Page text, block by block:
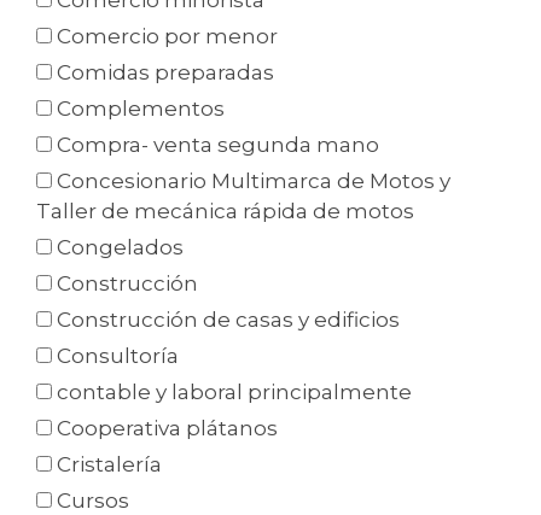
Comercio por menor
Comidas preparadas
Complementos
Compra- venta segunda mano
Concesionario Multimarca de Motos y
Taller de mecánica rápida de motos
Congelados
Construcción
Construcción de casas y edificios
Consultoría
contable y laboral principalmente
Cooperativa plátanos
Cristalería
Cursos